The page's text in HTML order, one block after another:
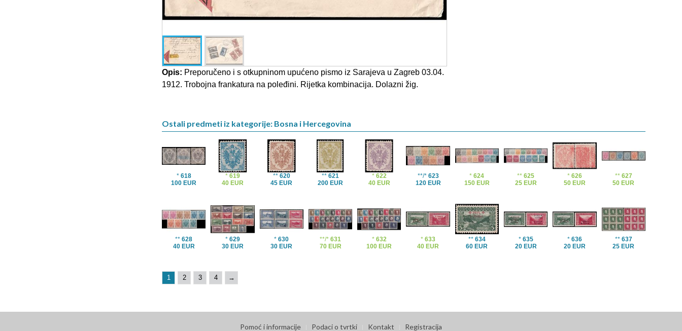
Opis: Preporučeno i s otkupninom upućeno pismo iz Sarajeva u Zagreb 03.04.
1912. Trobojna frankatura na poleđini. Rijetka kombinacija. Dolazni žig.
Ostali predmeti iz kategorije: Bosna i Hercegovina
* 618
100 EUR
* 619
40 EUR
** 620
45 EUR
**621
200 EUR
* 622
40 EUR
**/* 623
120 EUR
*624
150 EUR
**625
25 EUR
*626
50 EUR
** 627
50 EUR
**628
40 EUR
* 629
30 EUR
*630
30 EUR
**/*631
70 EUR
* 632
100 EUR
*633
40 EUR
** 634
60 EUR
* 635
20 EUR
*636
20 EUR
** 637
25 EUR
1 2 3 4 →
Pomoć i informacije Podaci o tvrtki Kontakt Registracija